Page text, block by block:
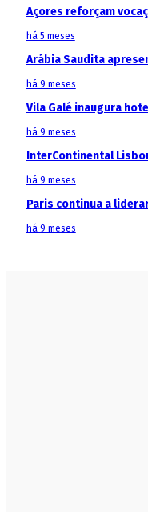
Açores reforçam
há 5 meses
Arábia Saudita
há 9 meses
Vila Galé inaugura
há 9 meses
InterContinental
há 9 meses
Paris continua a
há 9 meses